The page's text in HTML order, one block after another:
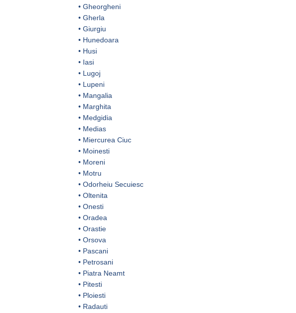
• Gheorgheni
• Gherla
• Giurgiu
• Hunedoara
• Husi
• Iasi
• Lugoj
• Lupeni
• Mangalia
• Marghita
• Medgidia
• Medias
• Miercurea Ciuc
• Moinesti
• Moreni
• Motru
• Odorheiu Secuiesc
• Oltenita
• Onesti
• Oradea
• Orastie
• Orsova
• Pascani
• Petrosani
• Piatra Neamt
• Pitesti
• Ploiesti
• Radauti